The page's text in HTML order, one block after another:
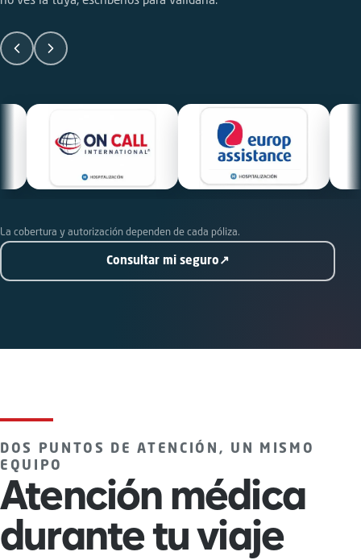
La cobertura y autorización dependen de cada póliza.
Consultar mi seguro ↗
DOS PUNTOS DE ATENCIÓN, UN MISMO
EQUIPO
Atención médica
durante tu viaje